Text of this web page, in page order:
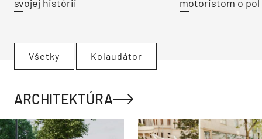
svojej histórii
motoristom o pol
Všetky Kolaudátor
ARCHITEKTÚRA